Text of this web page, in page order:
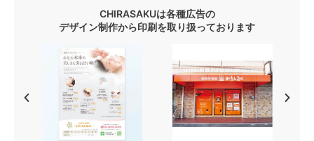
CHIRASAKUは各種広告の
デザイン制作から印刷を取り扱っております